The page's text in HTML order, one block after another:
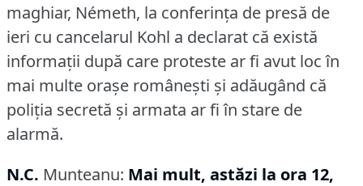
maghiar, Németh, la conferinţa de presă de
ieri cu cancelarul Kohl a declarat că există
informaţii după care proteste ar fi avut loc în
mai multe oraşe româneşti şi adăugând că
poliţia secretă şi armata ar fi în stare de
alarmă.
N.C. Munteanu: Mai mult, astăzi la ora 12,